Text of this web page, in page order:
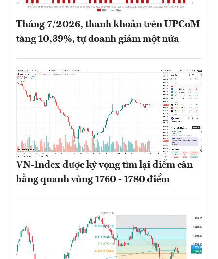
Tháng 7/2026, thanh khoản trên UPCoM
tăng 10,39%, tự doanh giảm một nửa
VN-Index được kỳ vọng tìm lại điểm cân
bằng quanh vùng 1760 - 1780 điểm